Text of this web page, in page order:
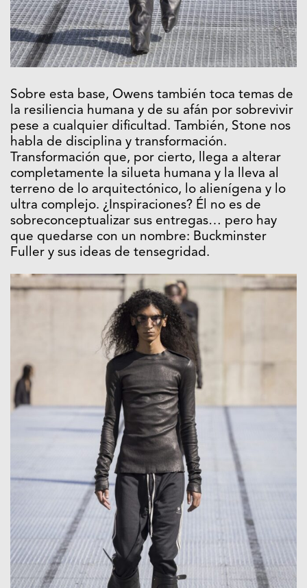
Sobre esta base, Owens también toca temas de
la resiliencia humana y de su afán por sobrevivir
pese a cualquier dificultad. También, Stone nos
habla de disciplina y transformación.
Transformación que, por cierto, llega a alterar
completamente la silueta humana y la lleva al
terreno de lo arquitectónico, lo alienígena y lo
ultra complejo. ¿Inspiraciones? Él no es de
sobreconceptualizar sus entregas… pero hay
que quedarse con un nombre: Buckminster
Fuller y sus ideas de tensegridad.